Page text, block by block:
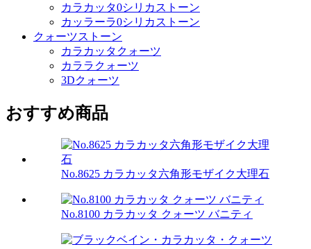
カラカッタ0シリカストーン
カッラーラ0シリカストーン
クォーツストーン
カラカッタクォーツ
カララクォーツ
3Dクォーツ
おすすめ商品
No.8625 カラカッタ六角形モザイク大理石
No.8100 カラカッタ クォーツ バニティ